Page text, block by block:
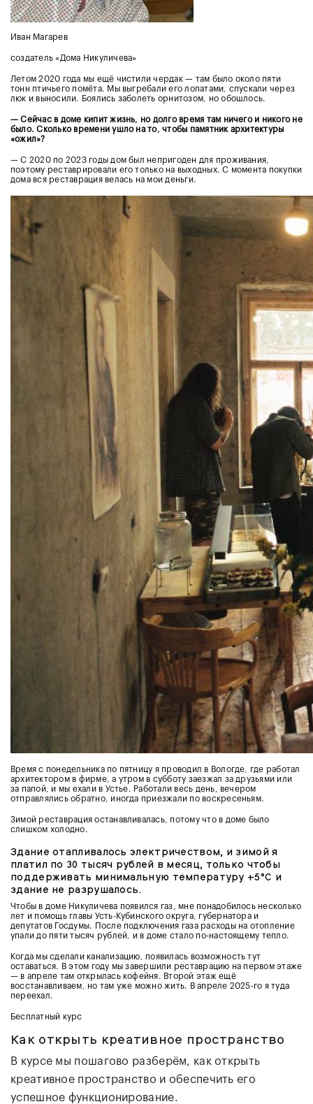
Иван Магарев
создатель «Дома Никуличева»
Летом 2020 года мы ещё чистили чердак — там было около пяти
тонн птичьего помёта. Мы выгребали его лопатами, спускали через
люк и выносили. Боялись заболеть орнитозом, но обошлось.
— Сейчас в доме кипит жизнь, но долго время там ничего и никого не
было. Сколько времени ушло на то, чтобы памятник архитектуры
«ожил»?
— С 2020 по 2023 годы дом был непригоден для проживания,
поэтому реставрировали его только на выходных. С момента покупки
дома вся реставрация велась на мои деньги.
Время с понедельника по пятницу я проводил в Вологде, где работал
архитектором в фирме, а утром в субботу заезжал за друзьями или
за папой, и мы ехали в Устье. Работали весь день, вечером
отправлялись обратно, иногда приезжали по воскресеньям.
Зимой реставрация останавливалась, потому что в доме было
слишком холодно.
Здание отапливалось электричеством, и зимой я
платил по 30 тысяч рублей в месяц, только чтобы
поддерживать минимальную температуру +5°C и
здание не разрушалось.
Чтобы в доме Никуличева появился газ, мне понадобилось несколько
лет и помощь главы Усть-Кубинского округа, губернатора и
депутатов Госдумы. После подключения газа расходы на отопление
упали до пяти тысяч рублей, и в доме стало по-настоящему тепло.
Когда мы сделали канализацию, появилась возможность тут
оставаться. В этом году мы завершили реставрацию на первом этаже
— в апреле там открылась кофейня. Второй этаж ещё
восстанавливаем, но там уже можно жить. В апреле 2025-го я туда
переехал.
Бесплатный курс
Как открыть креативное пространство
В курсе мы пошагово разберём, как открыть
креативное пространство и обеспечить его
успешное функционирование.